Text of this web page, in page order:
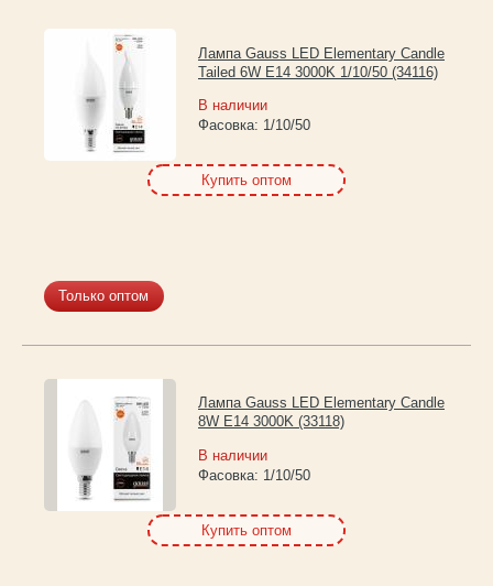
Лампа Gauss LED Elementary Candle
Tailed 6W E14 3000K 1/10/50 (34116)
В наличии
Фасовка: 1/10/50
Купить оптом
Только оптом
Лампа Gauss LED Elementary Candle
8W E14 3000K (33118)
В наличии
Фасовка: 1/10/50
Купить оптом